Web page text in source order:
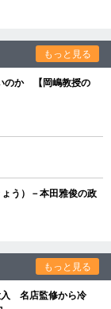
もっと見る
のか 【岡嶋教授の
う）－本田雅俊の政
もっと見る
入 名店監修から冷